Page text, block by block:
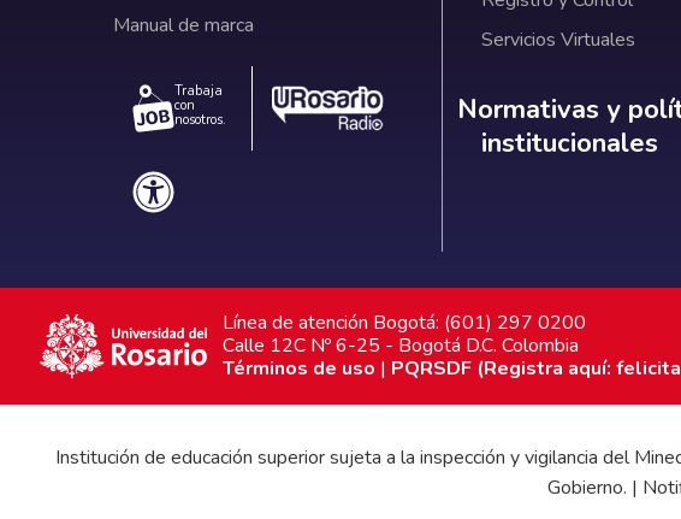
Manual de marca
Trabaja
con
nosotros.
Servicios Virtuales
Normativas y
Normativas y
institucionales
Línea de atención Bogotá: (601) 297 0200
Calle 12C Nº 6-25 - Bogotá D.C. Colombia
Términos de uso | PQRSDF (Registra aquí:
Institución de educación superior sujeta a la inspección y vigilancia del
Gobierno. |